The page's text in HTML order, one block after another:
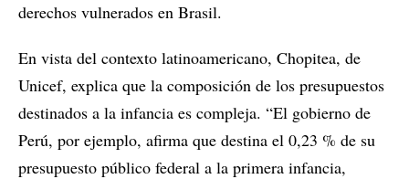
derechos vulnerados en Brasil.
En vista del contexto latinoamericano, Chopitea, de
Unicef, explica que la composición de los presupuestos
destinados a la infancia es compleja. “El gobierno de
Perú, por ejemplo, afirma que destina el 0,23 % de su
presupuesto público federal a la primera infancia,